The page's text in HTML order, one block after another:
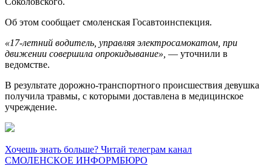
Об этом сообщает смоленская Госавтоинспекция.
«17-летний водитель, управляя электросамокатом, при
движении совершила опрокидывание», — уточнили в
ведомстве.
В результате дорожно-транспортного происшествия девушка
получила травмы, с которыми доставлена в медицинское
учреждение.
Хочешь знать больше? Читай телеграм канал
СМОЛЕНСКОЕ ИНФОРМБЮРО